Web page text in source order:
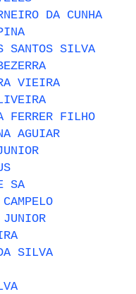
DA CUNHA
SANTOS SILVA
VIEIRA
FERRER FILHO
AGUIAR
SA
SILVA